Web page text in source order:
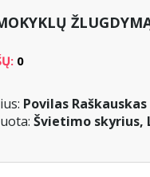
0
Povilas Raškauskas
Švietimo skyrius,